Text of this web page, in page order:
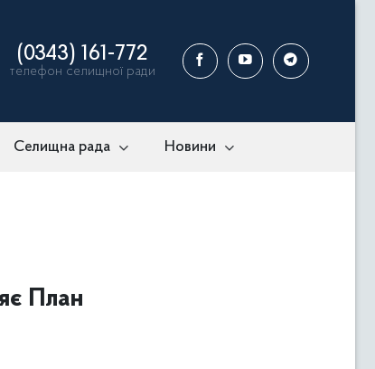
(0343) 161-772
телефон селищної ради
Селищна рада Новини
План